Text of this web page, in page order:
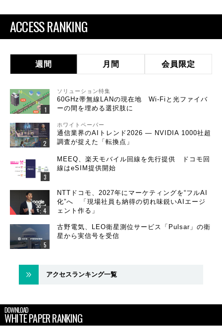
ACCESS RANKING
週間 月間 会員限定
ソリューション特集
60GHz帯無線LANの現在地 Wi-Fiと光ファイバ
ーの間を埋める選択肢に
ホワイトペーパー
通信業界のAIトレンド2026 ― NVIDIA 1000社超
調査が捉えた「転換点」
MEEQ、楽天モバイル回線を先行提供 ドコモ回
線はeSIM提供開始
NTTドコモ、2027年にマーケティングを“フルAI
化”へ 「現場社員も納得の切れ味鋭いAIエージ
ェント作る」
古野電気、LEO衛星測位サービス「Pulsar」の衛
星から実信号を受信
アクセスランキング一覧
DOWNLOAD
WHITE PAPER RANKING